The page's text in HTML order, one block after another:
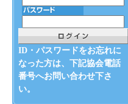
ID・パスワードをお忘れに
なった方は、下記協会電話
番号へお問い合わせ下さ
い。